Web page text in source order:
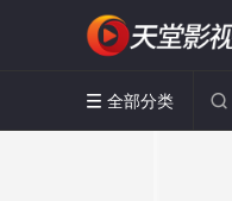
 全部分类 